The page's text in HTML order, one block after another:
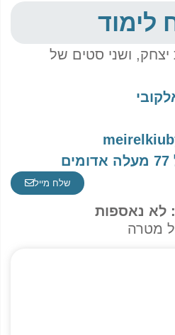
לימוד
יצחק, ושני סטים של
שלח מייל
לא נאספות
מטרה